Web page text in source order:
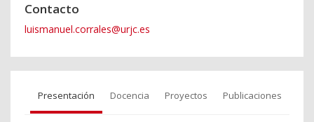
Contacto
luismanuel.corrales@urjc.es
Presentación Docencia Proyectos Publicaciones